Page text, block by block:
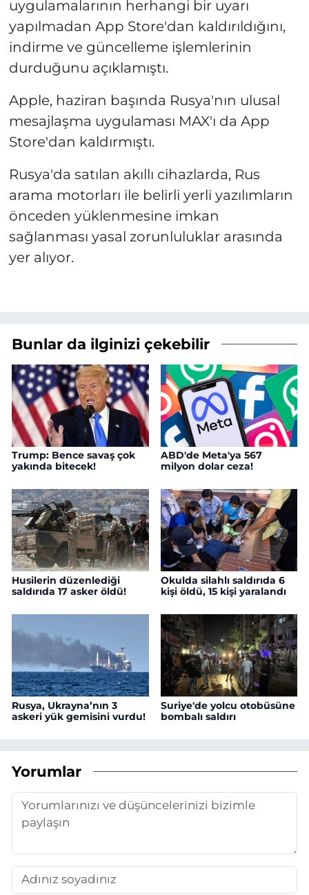
uygulamalarının herhangi bir uyarı
yapılmadan App Store'dan kaldırıldığını,
indirme ve güncelleme işlemlerinin
durduğunu açıklamıştı.
Apple, haziran başında Rusya'nın ulusal
mesajlaşma uygulaması MAX'ı da App
Store'dan kaldırmıştı.
Rusya'da satılan akıllı cihazlarda, Rus
arama motorları ile belirli yerli yazılımların
önceden yüklenmesine imkan
sağlanması yasal zorunluluklar arasında
yer alıyor.
Bunlar da ilginizi çekebilir
Trump: Bence savaş çok
yakında bitecek!
ABD'de Meta'ya 567
milyon dolar ceza!
Husilerin düzenlediği
saldırıda 17 asker öldü!
Okulda silahlı saldırıda 6
kişi öldü, 15 kişi yaralandı
Rusya, Ukrayna’nın 3
askeri yük gemisini vurdu!
Suriye'de yolcu otobüsüne
bombalı saldırı
Yorumlar